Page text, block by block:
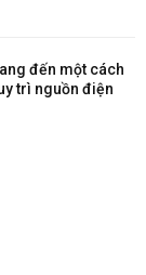
đến một cách
trì nguồn điện